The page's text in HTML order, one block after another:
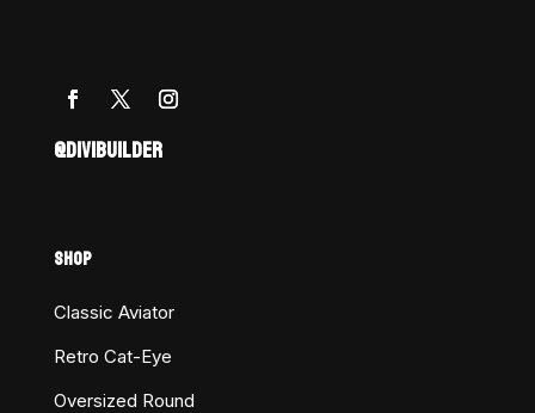
@DIVIBUILDER
SHOP
Classic Aviator
Retro Cat-Eye
Oversized Round